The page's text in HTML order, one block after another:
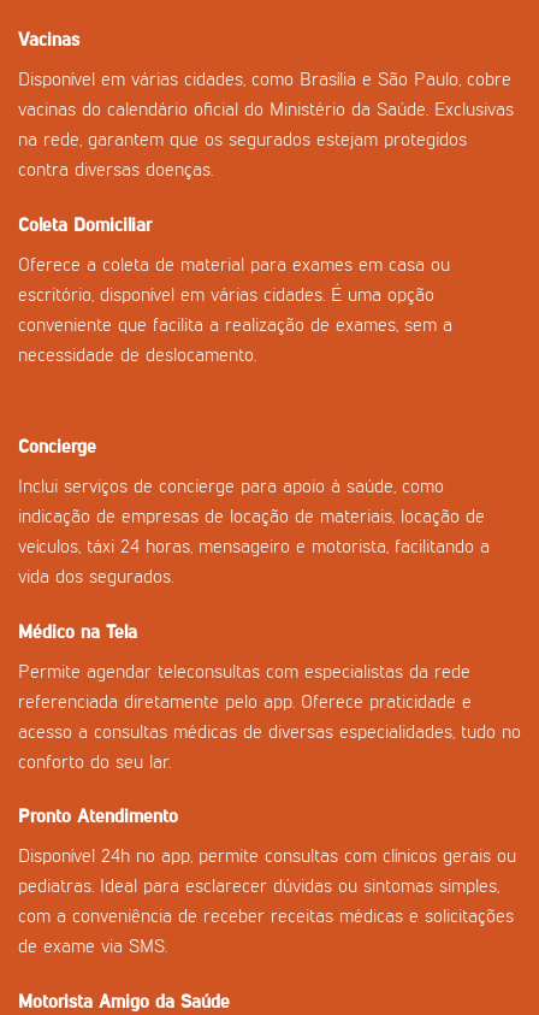
Vacinas
Disponível em várias cidades, como Brasília e São Paulo, cobre
vacinas do calendário oficial do Ministério da Saúde. Exclusivas
na rede, garantem que os segurados estejam protegidos
contra diversas doenças.
Coleta Domiciliar
Oferece a coleta de material para exames em casa ou
escritório, disponível em várias cidades. É uma opção
conveniente que facilita a realização de exames, sem a
necessidade de deslocamento.
Concierge
Inclui serviços de concierge para apoio à saúde, como
indicação de empresas de locação de materiais, locação de
veículos, táxi 24 horas, mensageiro e motorista, facilitando a
vida dos segurados.
Médico na Tela
Permite agendar teleconsultas com especialistas da rede
referenciada diretamente pelo app. Oferece praticidade e
acesso a consultas médicas de diversas especialidades, tudo no
conforto do seu lar.
Pronto Atendimento
Disponível 24h no app, permite consultas com clínicos gerais ou
pediatras. Ideal para esclarecer dúvidas ou sintomas simples,
com a conveniência de receber receitas médicas e solicitações
de exame via SMS.
Motorista Amigo da Saúde